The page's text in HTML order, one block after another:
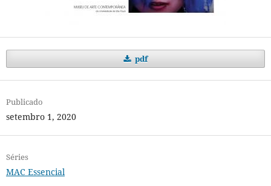
pdf
Publicado
setembro 1, 2020
Séries
MAC Essencial